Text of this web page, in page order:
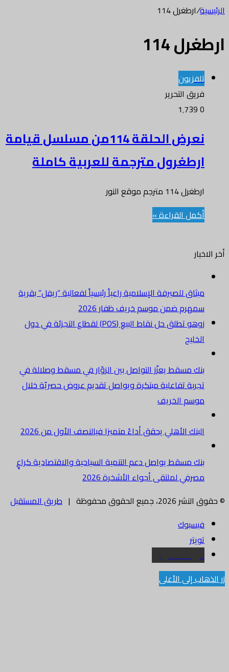
الرئيسية/ارطغرل 114
ارطغرل 114
تلفزيون
فريق التحرير
0
نعرض الحلقة 114من مسلسل قيامة
ارطغرول مترجمة للعربية كاملة
ارطغرل 114 مترجم موقع النور
أكمل القراءة »
أخر الاخبار
ميثاق للصيرفة الإسلامية راعياً رئيسياً لفعالية “ريفل” بقرية
سمهرم ضمن موسم خريف ظفار 2026
زوهو تطلق حل نقاط البيع (POS) لقطاع التجزئة في دول
الخليج
بنك مسقط يعزّز التواصل بين الزوّار في مسقط وصلالة في
تجربة تفاعلية مبتكرة ويواصل تقديم عروض حصريّة خلال
موسم الخريف
البنك الأهلي يحقق أداءً متميزا فيالنصف الأول من 2026
بنك مسقط يواصل دعم التنمية السياحية والاقتصادية كراعٍ
مصرفي لملتقى أجواء الأشخرة 2026
© حقوق النشر 2026، جميع الحقوق محفوظة |
طريق المستقبل
فيسبوك
تويتر
البريد الالكتروني
زر الذهاب إلى الأعلى